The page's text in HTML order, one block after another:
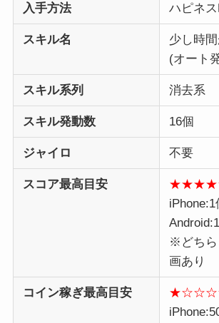
入手方法 ハピネ
スキル名
少し時
(オート
スキル系列 消去系
スキル発動数 16個
ジャイロ 不要
スコア最高目安
iPhone:1
※どちら
画あり
コイン稼ぎ最高目安